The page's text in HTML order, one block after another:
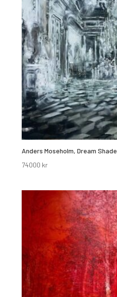
Anders Moseholm, Dream Shade.
74000 kr